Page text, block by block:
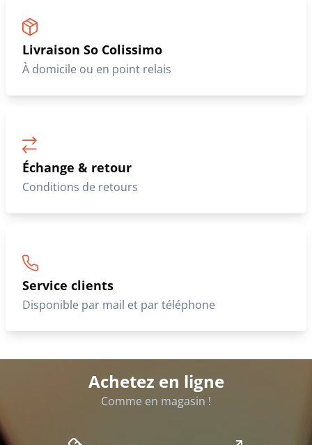
Livraison So Colissimo
À domicile ou en point relais
Échange & retour
Conditions de retours
Service clients
Disponible par mail et par téléphone
Achetez en ligne
Comme en magasin !